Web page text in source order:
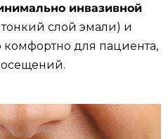
инвазивной
слой эмали) и
для пациента,